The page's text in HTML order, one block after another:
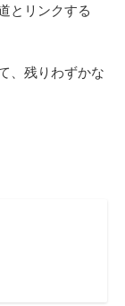
とリンクする
、残りわずかな